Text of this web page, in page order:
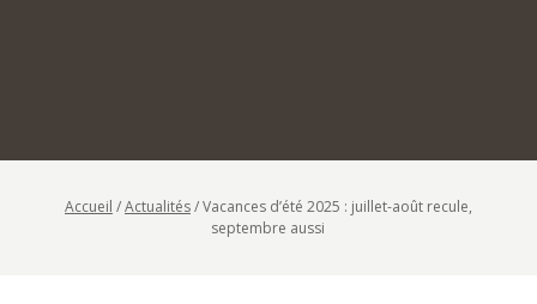
Accueil /Actualités/Vacances d’été 2025 : juillet-août recule,
septembre aussi